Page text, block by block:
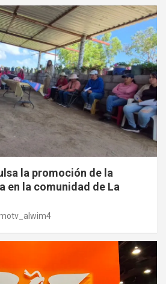
la promoción de la
en la comunidad de La